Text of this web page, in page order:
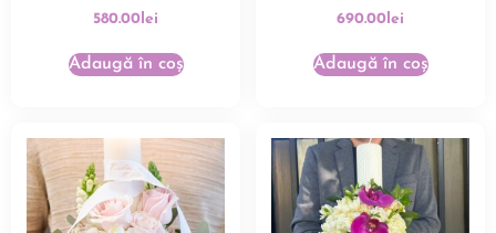
580.00 lei
Adaugă în coș
690.00 lei
Adaugă în coș